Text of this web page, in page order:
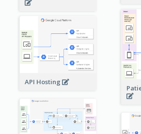
API Hosting